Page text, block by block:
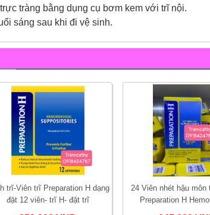
tràng bằng dụng cụ bơm kem với trĩ nội.
sáng sau khi đi vệ sinh.
trĩ-Viên trĩ Preparation H dạng
đặt 12 viên- trĩ H- đặt trĩ
24 Viên nhét hậu môn
Preparation H